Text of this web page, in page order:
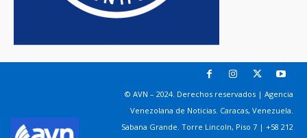
© AVN – 2024. Derechos reservados | Agencia
Venezolana de Noticias. Caracas, Venezuela.
Sabana Grande. Torre Lincoln, Piso 7 | +58 212